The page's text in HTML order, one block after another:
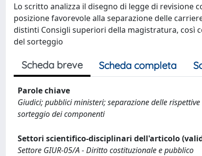
Lo scritto analizza il disegno di legge di revisione
posizione favorevole alla separazione delle
distinti Consigli superiori della magistratura, così
del sorteggio
Scheda breve Scheda completa
Parole chiave
Giudici; pubblici ministeri; separazione delle
sorteggio dei componenti
Settori scientifico-disciplinari dell'articolo
Settore GIUR-05/A - Diritto costituzionale e pubblico